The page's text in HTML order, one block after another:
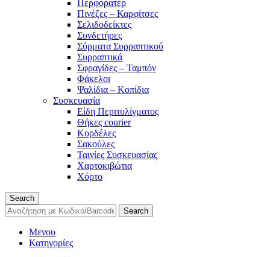
Περφορατέρ
Πινέζες – Καρφίτσες
Σελιδοδείκτες
Συνδετήρες
Σύρματα Συρραπτικού
Συρραπτικά
Σφραγίδες – Ταμπόν
Φάκελοι
Ψαλίδια – Κοπίδια
Συσκευασία
Είδη Περιτυλίγματος
Θήκες courier
Κορδέλες
Σακούλες
Ταινίες Συσκευασίας
Χαρτοκιβώτια
Χόρτο
Search
Search
Μενου
Κατηγορίες